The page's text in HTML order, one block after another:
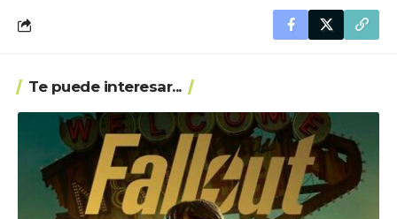
Te puede interesar...